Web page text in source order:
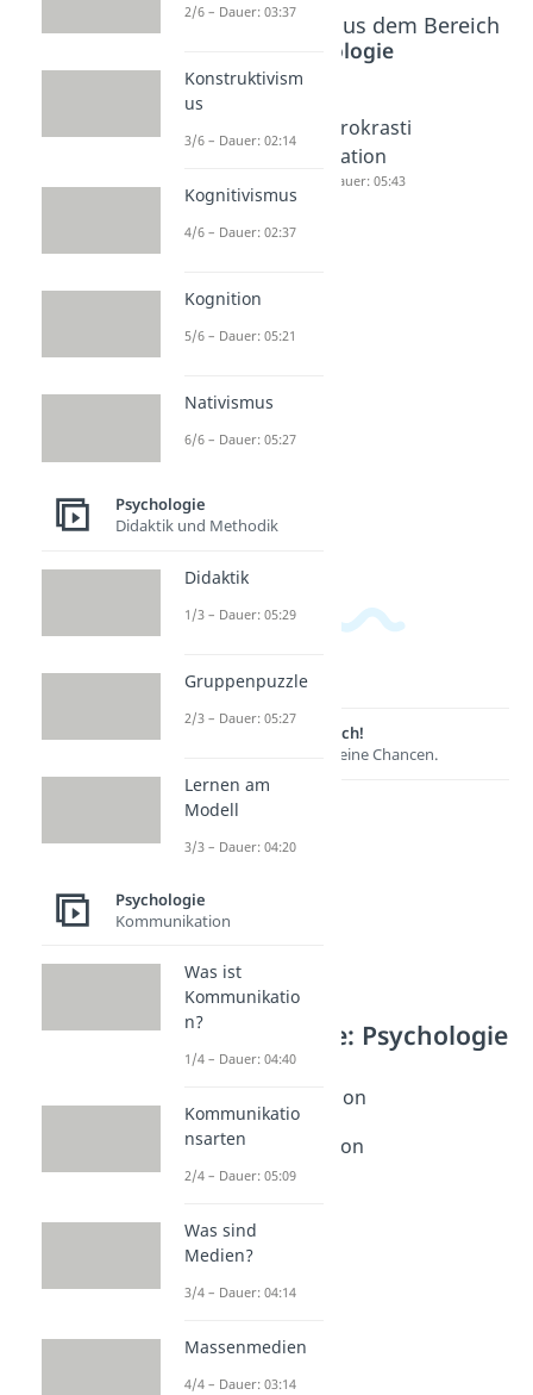
Beliebte Inhalte aus dem Bereich
Psychologie
Motivatio
Dauer: 02:36
Dauer: 05:27
Prokrasti
nation
Dauer: 05:43
Lernen lohnt sich!
Entdecke hier deine Chancen.
Weitere Inhalte: Psychologie
Motive & Motivation
Extrinsische Motivation
Dauer: 02:43
Intrinsische Motivation
Dauer: 02:36
Dauer: 05:27
2/6 – Dauer: 03:37
Konstruktivism
us
3/6 – Dauer: 02:14
Kognitivismus
4/6 – Dauer: 02:37
Kognition
5/6 – Dauer: 05:21
Nativismus
6/6 – Dauer: 05:27
Psychologie
Didaktik und Methodik
Didaktik
1/3 – Dauer: 05:29
Gruppenpuzzle
2/3 – Dauer: 05:27
Lernen am
Modell
3/3 – Dauer: 04:20
Psychologie
Kommunikation
Was ist
Kommunikatio
n?
1/4 – Dauer: 04:40
Kommunikatio
nsarten
2/4 – Dauer: 05:09
Was sind
Medien?
3/4 – Dauer: 04:14
Massenmedien
4/4 – Dauer: 03:14